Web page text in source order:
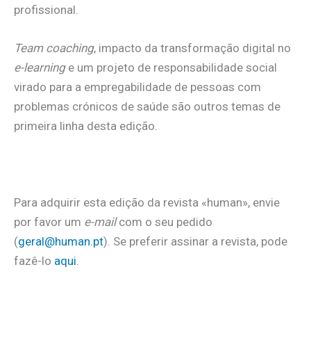
profissional.
Team coaching, impacto da transformação digital no
e-learninge um projeto de responsabilidade social
virado para a empregabilidade de pessoas com
problemas crónicos de saúde são outros temas de
primeira linha desta edição.
Para adquirir esta edição da revista «human», envie
por favor um e-mailcom o seu pedido
(geral@human.pt). Se preferir assinar a revista, pode
fazê-lo aqui.